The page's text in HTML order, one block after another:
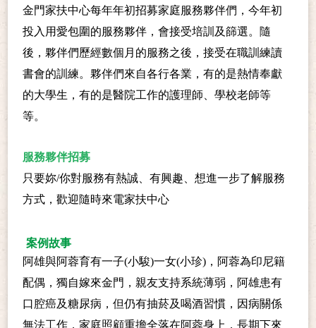
金門家扶中心每年年初招募家庭服務夥伴們，今年初
投入用愛包圍的服務夥伴，會接受培訓及篩選。隨
後，夥伴們歷經數個月的服務之後，接受在職訓練讀
書會的訓練。夥伴們來自各行各業，有的是熱情奉獻
的大學生，有的是醫院工作的護理師、學校老師等
等。
服務夥伴招募
只要妳/你對服務有熱誠、有興趣、想進一步了解服務
方式，歡迎隨時來電家扶中心
案例故事
阿雄與阿蓉育有一子(小駿)一女(小珍) ，阿蓉為印尼籍
配偶，獨自嫁來金門，親友支持系統薄弱，阿雄患有
口腔癌及糖尿病，但仍有抽菸及喝酒習慣，因病關係
無法工作，家庭照顧重擔全落在阿蓉身上，長期下來